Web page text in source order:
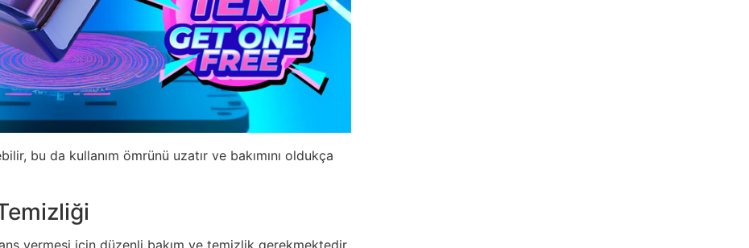
bu da kullanım ömrünü uzatır ve bakımını oldukça
vermesi için düzenli bakım ve temizlik gerekmektedir.